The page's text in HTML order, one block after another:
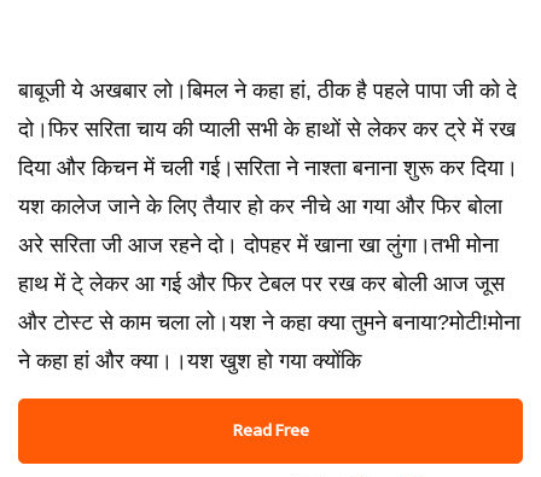
बाबूजी ये अखबार लो।बिमल ने कहा हां, ठीक है पहले पापा जी को दे
दो।फिर सरिता चाय की प्याली सभी के हाथों से लेकर कर ट्रे में रख
दिया और किचन में चली गई।सरिता ने नाश्ता बनाना शुरू कर दिया।
यश कालेज जाने के लिए तैयार हो कर नीचे आ गया और फिर बोला
अरे सरिता जी आज रहने दो। दोपहर में खाना खा लुंगा।तभी मोना
हाथ में टे् लेकर आ गई और फिर टेबल पर रख कर बोली आज जूस
और टोस्ट से काम चला लो।यश ने कहा क्या तुमने बनाया?मोटी!मोना
ने कहा हां और क्या।।यश खुश हो गया क्योंकि
Read Free